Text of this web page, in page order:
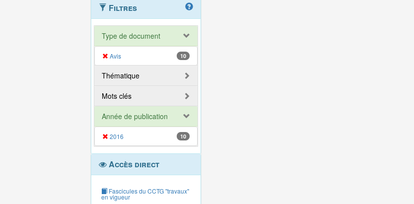
Filtres
Type de document
Avis 10
Thématique
Mots clés
Année de publication
2016 10
Accès direct
Fascicules du CCTG "travaux"
en vigueur